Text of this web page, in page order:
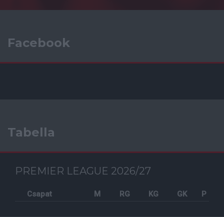
Facebook
Tabella
PREMIER LEAGUE 2026/27
Csapat M RG KG GK P